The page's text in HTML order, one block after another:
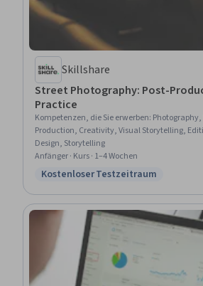
Skillshare
Street Photography: Post-
Practice
Kompetenzen, die Sie erwerben: Photography,
Production, Creativity, Visual Storytelling,
Design, Storytelling
Anfänger · Kurs · 1–4 Wochen
Status: Kostenloser Testzeitraum
Kostenloser Testzeitraum